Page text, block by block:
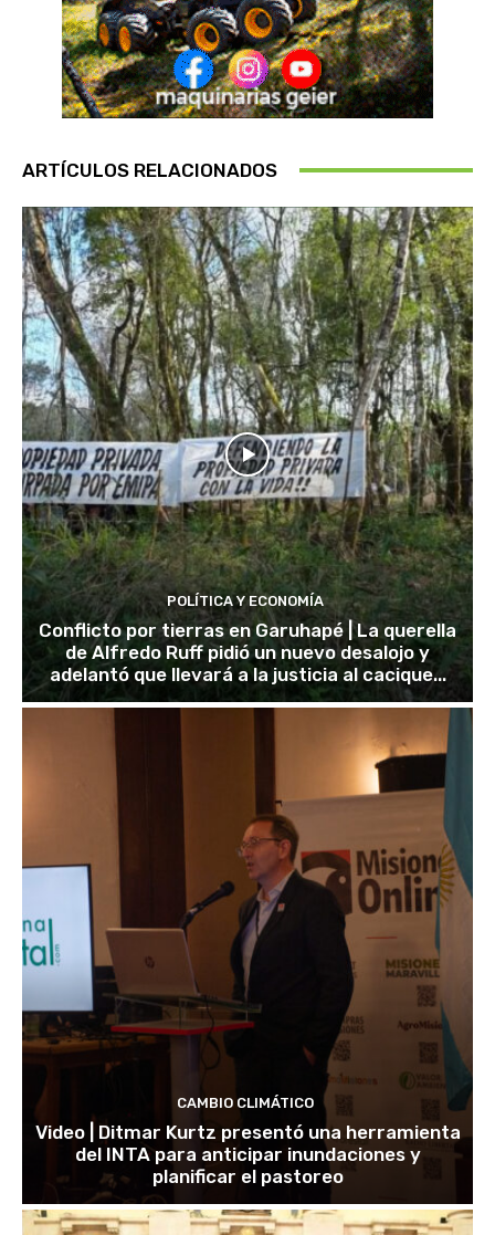
ARTÍCULOS RELACIONADOS
POLÍTICA Y ECONOMÍA
Conflicto por tierras en Garuhapé | La querella
de Alfredo Ruff pidió un nuevo desalojo y
adelantó que llevará a la justicia al cacique...
CAMBIO CLIMÁTICO
Video | Ditmar Kurtz presentó una herramienta
del INTA para anticipar inundaciones y
planificar el pastoreo